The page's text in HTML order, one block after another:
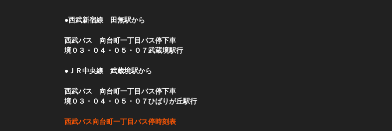
●西武新宿線 田無駅から
西武バス 向台町一丁目バス停下車
境０３・０４・０５・０７武蔵境駅行
●ＪＲ中央線 武蔵境駅から
西武バス 向台町一丁目バス停下車
境０３・０４・０５・０７ひばりが丘駅行
西武バス向台町一丁目バス停時刻表